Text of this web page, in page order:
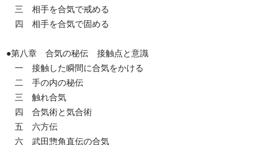
三 相手を合気で戒める
四 相手を合気で固める
●第八章 合気の秘伝 接触点と意識
一 接触した瞬間に合気をかける
二 手の内の秘伝
三 触れ合気
四 合気術と気合術
五 六方伝
六 武田惣角直伝の合気